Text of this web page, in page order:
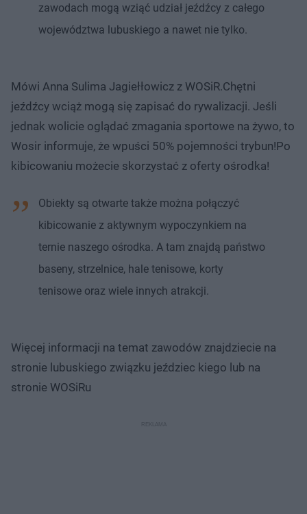
zawodach mogą wziąć udział jeźdźcy z całego
województwa lubuskiego a nawet nie tylko.
Mówi Anna Sulima Jagiełłowicz z WOSiR.Chętni
jeźdźcy wciąż mogą się zapisać do rywalizacji. Jeśli
jednak wolicie oglądać zmagania sportowe na żywo, to
Wosir informuje, że wpuści 50% pojemności trybun!Po
kibicowaniu możecie skorzystać z oferty ośrodka!
Obiekty są otwarte także można połączyć
kibicowanie z aktywnym wypoczynkiem na
ternie naszego ośrodka. A tam znajdą państwo
baseny, strzelnice, hale tenisowe, korty
tenisowe oraz wiele innych atrakcji.
Więcej informacji na temat zawodów znajdziecie na
stronie lubuskiego związku jeździec kiego lub na
stronie WOSiRu